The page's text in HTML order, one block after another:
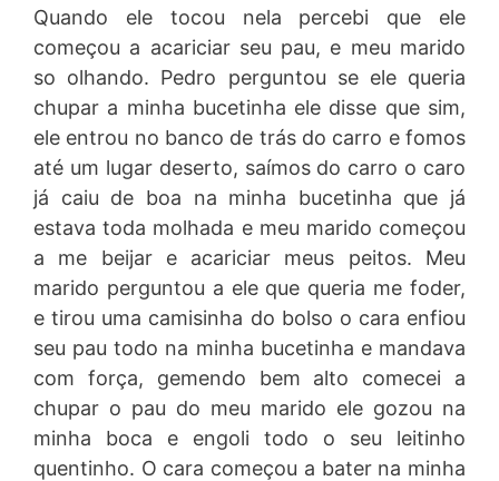
Quando ele tocou nela percebi que ele
começou a acariciar seu pau, e meu marido
so olhando. Pedro perguntou se ele queria
chupar a minha bucetinha ele disse que sim,
ele entrou no banco de trás do carro e fomos
até um lugar deserto, saímos do carro o caro
já caiu de boa na minha bucetinha que já
estava toda molhada e meu marido começou
a me beijar e acariciar meus peitos. Meu
marido perguntou a ele que queria me foder,
e tirou uma camisinha do bolso o cara enfiou
seu pau todo na minha bucetinha e mandava
com força, gemendo bem alto comecei a
chupar o pau do meu marido ele gozou na
minha boca e engoli todo o seu leitinho
quentinho. O cara começou a bater na minha